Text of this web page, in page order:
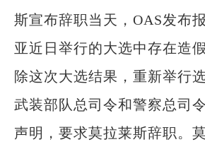
斯宣布辞职当天，OAS发布
亚近日举行的大选中存在造
除这次大选结果，重新举行
武装部队总司令和警察总司
声明，要求莫拉莱斯辞职。